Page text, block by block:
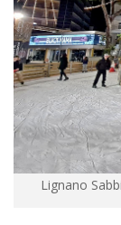
Lignano